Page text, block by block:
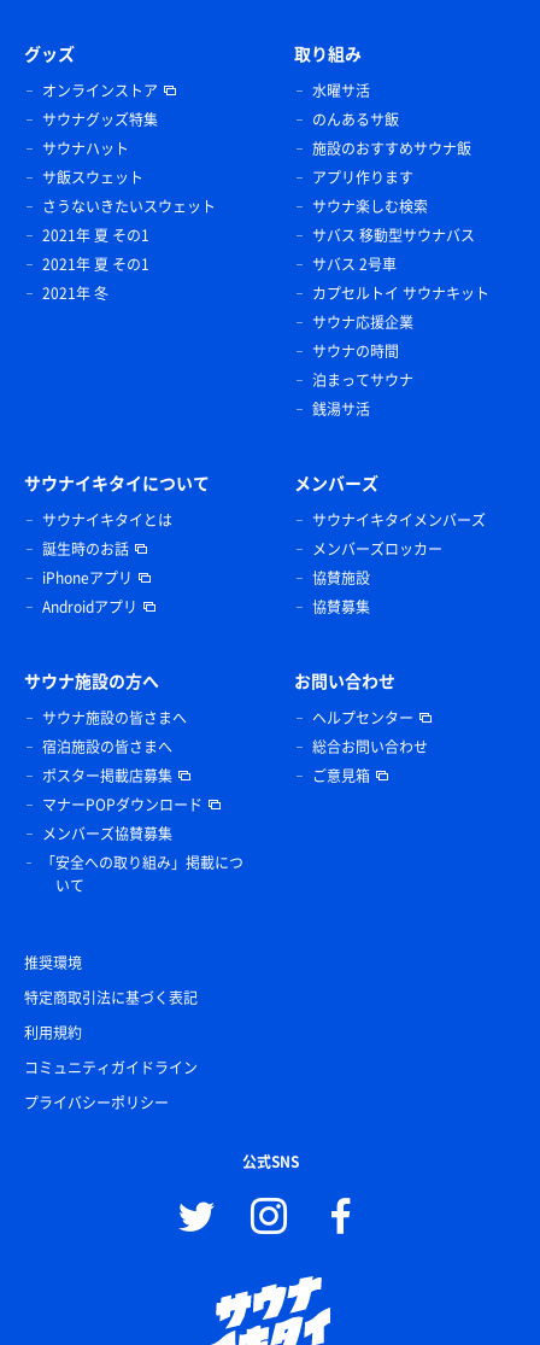
グッズ
オンラインストア
サウナグッズ特集
サウナハット
サ飯スウェット
さうないきたいスウェット
2021年 夏 その1
2021年 夏 その1
2021年 冬
取り組み
水曜サ活
のんあるサ飯
施設のおすすめサウナ飯
アプリ作ります
サウナ楽しむ検索
サバス 移動型サウナバス
サバス 2号車
カプセルトイ サウナキット
サウナ応援企業
サウナの時間
泊まってサウナ
銭湯サ活
サウナイキタイについて
サウナイキタイとは
誕生時のお話
iPhoneアプリ
Androidアプリ
メンバーズ
サウナイキタイメンバーズ
メンバーズロッカー
協賛施設
協賛募集
サウナ施設の方へ
サウナ施設の皆さまへ
宿泊施設の皆さまへ
ポスター掲載店募集
マナーPOPダウンロード
メンバーズ協賛募集
「安全への取り組み」掲載につ
いて
お問い合わせ
ヘルプセンター
総合お問い合わせ
ご意見箱
推奨環境
特定商取引法に基づく表記
利用規約
コミュニティガイドライン
プライバシーポリシー
公式SNS